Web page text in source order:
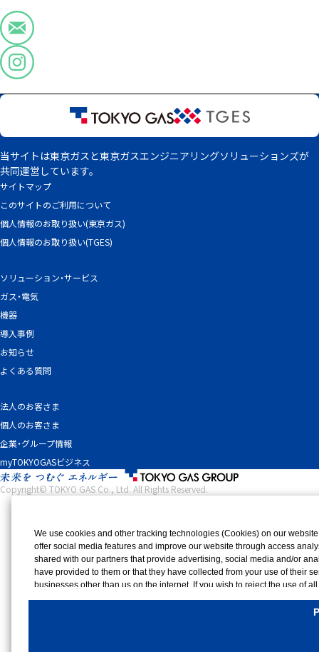
サイトマップ
このサイトのご利用について
個人情報のお取り扱い(東京ガス)
個人情報のお取り扱い(TGES)
ソリューション・サービス
ガス・電気
機器
導入事例
お知らせ
よくある質問
法人のお客さま
個人のお客さま
企業・グループ情報
myTOKYOGASビジネス
当サイトは東京ガスと東京ガスエンジニアリングソリューションズが
共同運営しています。
Copyright© TOKYO GAS Co., Ltd. All Rights Reserved.
We use cookies and other tracking technologies (Cookies) on our
offer social media features and improve our website through access
shared with our partners that provide advertising, social media and/or
have provided to them or that they have collected from your use of their
businesses other than us on the internet. If you wish to reject the use of
use of all Cookies, please click "Accept All". To select your preferences
button on